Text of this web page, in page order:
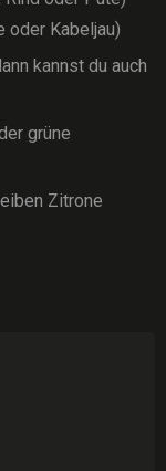
oder Kabeljau)
kannst du auch
grüne
Zitrone